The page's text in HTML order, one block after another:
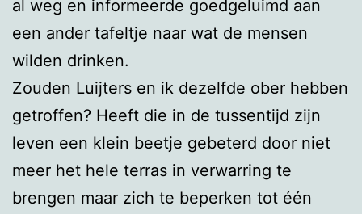
al weg en informeerde goedgeluimd aan
een ander tafeltje naar wat de mensen
wilden drinken.
Zouden Luijters en ik dezelfde ober hebben
getroffen? Heeft die in de tussentijd zijn
leven een klein beetje gebeterd door niet
meer het hele terras in verwarring te
brengen maar zich te beperken tot één